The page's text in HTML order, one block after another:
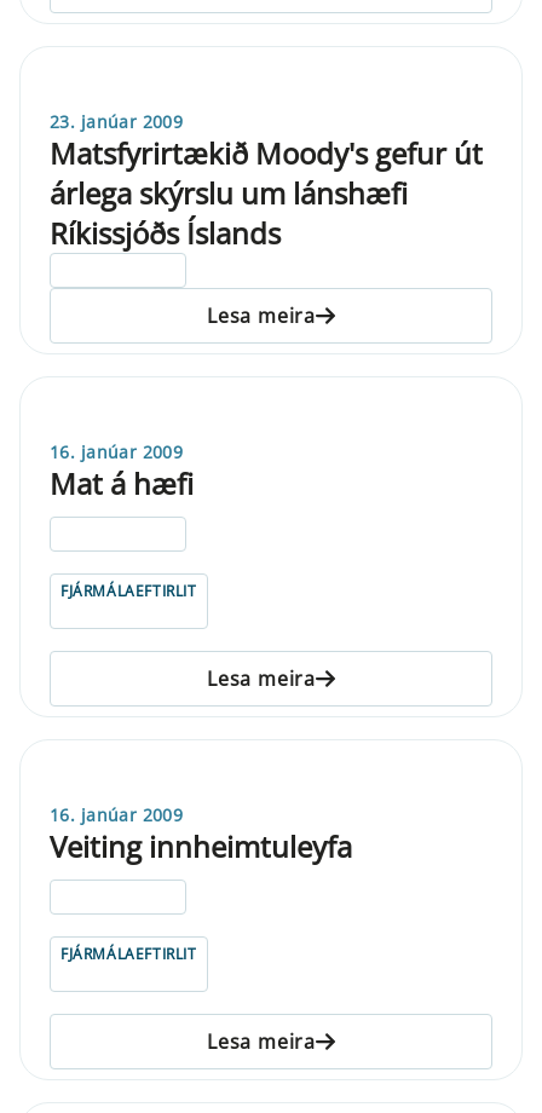
23. janúar 2009
Matsfyrirtækið Moody's gefur út
árlega skýrslu um lánshæfi
Ríkissjóðs Íslands
Lesa meira
16. janúar 2009
Mat á hæfi
FJÁRMÁLAEFTIRLIT
Lesa meira
16. janúar 2009
Veiting innheimtuleyfa
FJÁRMÁLAEFTIRLIT
Lesa meira